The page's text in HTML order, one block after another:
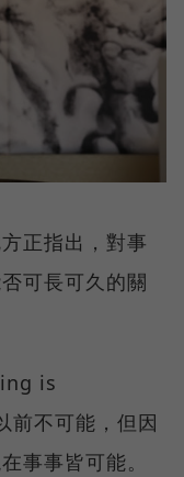
正指出，對事
可長可久的關
is
不可能，但因
事事皆可能。